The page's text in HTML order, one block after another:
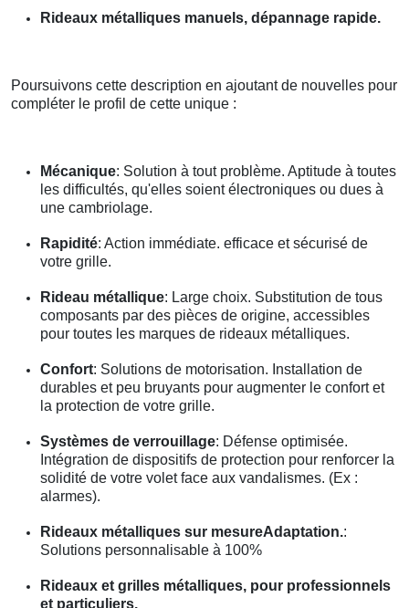
Rideaux métalliques manuels, dépannage rapide.
Poursuivons cette description en ajoutant de nouvelles pour
compléter le profil de cette unique :
Mécanique: Solution à tout problème. Aptitude à toutes
les difficultés, qu'elles soient électroniques ou dues à
une cambriolage.
Rapidité: Action immédiate. efficace et sécurisé de
votre grille.
Rideau métallique: Large choix. Substitution de tous
composants par des pièces de origine, accessibles
pour toutes les marques de rideaux métalliques.
Confort: Solutions de motorisation. Installation de
durables et peu bruyants pour augmenter le confort et
la protection de votre grille.
Systèmes de verrouillage: Défense optimisée.
Intégration de dispositifs de protection pour renforcer la
solidité de votre volet face aux vandalismes. (Ex :
alarmes).
Rideaux métalliques sur mesureAdaptation.:
Solutions personnalisable à 100%
Rideaux et grilles métalliques, pour professionnels
et particuliers.